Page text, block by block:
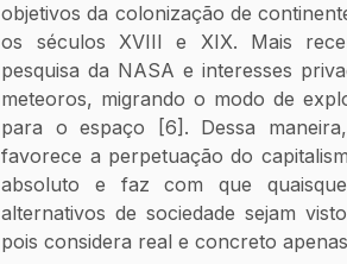
objetivos da colonização de
os séculos XVIII e XIX. Mais
pesquisa da NASA e interesses
meteoros, migrando o modo de
para o espaço [6]. Dessa
favorece a perpetuação do
absoluto e faz com que
alternativos de sociedade sejam
pois considera real e concreto